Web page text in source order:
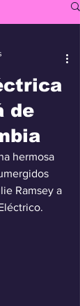
de
hermosa
Ramsey a